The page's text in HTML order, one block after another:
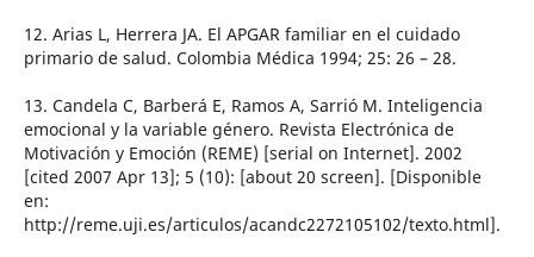
12. Arias L, Herrera JA. El APGAR familiar en el cuidado
primario de salud. Colombia Médica 1994; 25: 26 – 28.
13. Candela C, Barberá E, Ramos A, Sarrió M. Inteligencia
emocional y la variable género. Revista Electrónica de
Motivación y Emoción (REME) [serial on Internet]. 2002
[cited 2007 Apr 13]; 5 (10): [about 20 screen]. [Disponible
en:
http://reme.uji.es/articulos/acandc2272105102/texto.html].